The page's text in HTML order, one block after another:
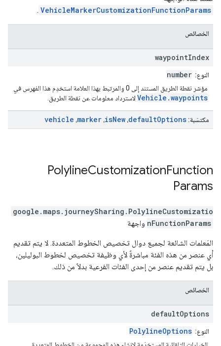
VehicleMarkerCustomizationFunctionParams
.
الخصائص
waypointIndex
النوع: number
مؤشر نقطة الطريق المستند إلى 0 والمرتبط بهذا العلامة استخدِم هذا الفهرس في
Vehicle.waypointsلاسترداد معلومات عن نقطة الطريق.
مكتسَبة: defaultOptions ، isNew ، marker، vehicle
PolylineCustomizationFunction
Params
google.maps.journeySharing . PolylineCustomizatio
nFunctionParams واجهة
المَعلمات الشائعة لجميع دوال تخصيص الخطوط المتعددة. لا يتم تقديم
أي عنصر من هذه الفئة مباشرةً لأي وظيفة تخصيص لخطوط البوليلين،
بل يتم تقديم عنصر من إحدى الفئات الفرعية بدلاً من ذلك.
الخصائص
defaultOptions
النوع: PolylineOptions